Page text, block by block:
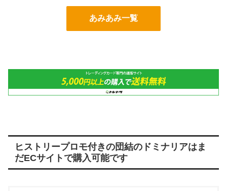
あみあみ一覧
ヒストリープロモ付きの団結のドミナリアはま
だECサイトで購入可能です